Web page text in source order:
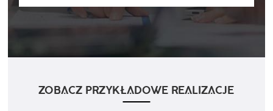
ZOBACZ PRZYKŁADOWE REALIZACJE